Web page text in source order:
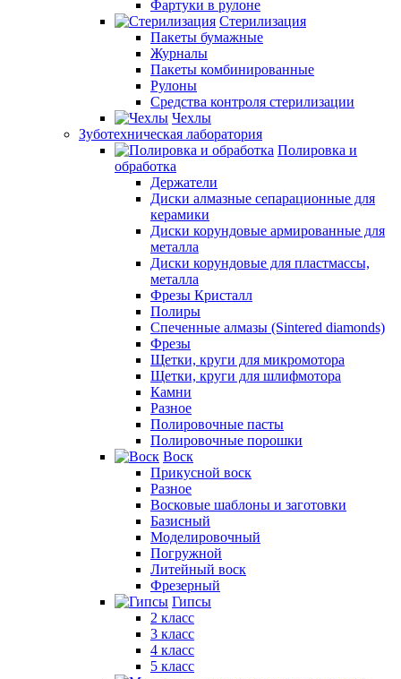
Фартуки в рулоне
Стерилизация
Пакеты бумажные
Журналы
Пакеты комбинированные
Рулоны
Средства контроля стерилизации
Чехлы
Зуботехническая лаборатория
Полировка и
обработка
Держатели
Диски алмазные сепарационные для
керамики
Диски корундовые армированные для
металла
Диски корундовые для пластмассы,
металла
Фрезы Кристалл
Полиры
Спеченные алмазы (Sintered diamonds)
Фрезы
Щетки, круги для микромотора
Щетки, круги для шлифмотора
Камни
Разное
Полировочные пасты
Полировочные порошки
Воск
Прикусной воск
Разное
Восковые шаблоны и заготовки
Базисный
Моделировочный
Погружной
Литейный воск
Фрезерный
Гипсы
2 класс
3 класс
4 класс
5 класс